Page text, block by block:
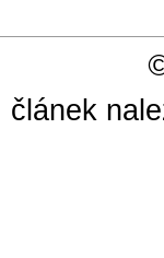
článek